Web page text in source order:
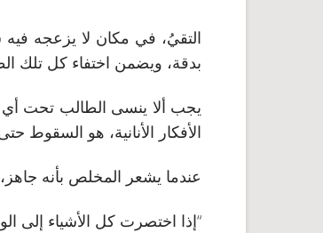
التقيُ، في مكان لا يزعجه
بدقة، ويضمن اختفاء كل تلك
يجب ألا ينسى الطالب تحت
الأفكار الأنانية، هو السقوط
عندما يشعر المخلص بأنه
“إذا اختصرت كل الأشياء إلى